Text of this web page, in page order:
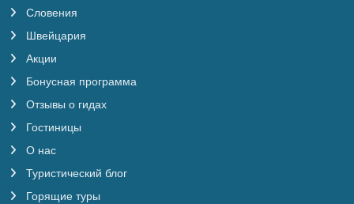
Словения
Швейцария
Акции
Бонусная программа
Отзывы о гидах
Гостиницы
О нас
Туристический блог
Горящие туры